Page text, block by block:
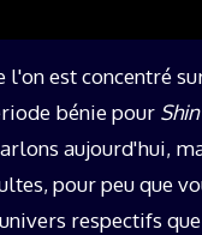
l'on est concentré
bénie pour
aujourd'hui,
pour peu que
respectifs